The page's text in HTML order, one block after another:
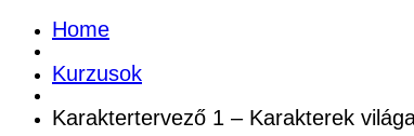
Home
Kurzusok
Karaktertervező 1 – Karakterek